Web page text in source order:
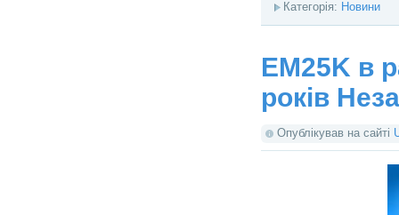
Категорія: Новини
EM25K в
років
Опублікував на сайті